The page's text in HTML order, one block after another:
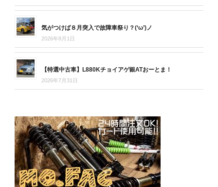
気がつけば８月突入で故障車祭り？(‘ω’)ノ
2026年8月1日
【特選中古車】L880Kチョイアゲ銀ATおーとま！
2026年7月31日